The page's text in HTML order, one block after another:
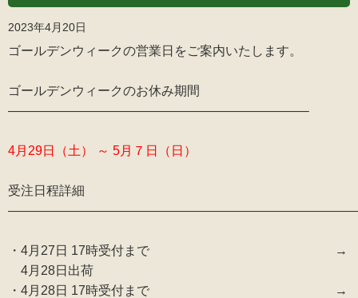
2023年4月20日
ゴールデンウィークの営業日をご案内いたします。
ゴールデンウィークのお休み期間
———————————————————————–
4月29日（土） ～ 5月７日（日）
受注日程詳細
・4月27日 17時受付まで →
4月28日出荷
・4月28日 17時受付まで →